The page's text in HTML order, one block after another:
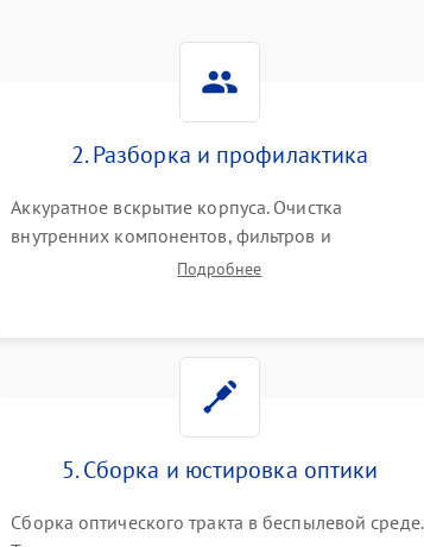
2. Разборка и профилактика
Аккуратное вскрытие корпуса. Очистка
внутренних компонентов, фильтров и
вентиляторов от накопившейся пыли.
Подробнее
5. Сборка и юстировка оптики
Сборка оптического тракта в беспылевой среде.